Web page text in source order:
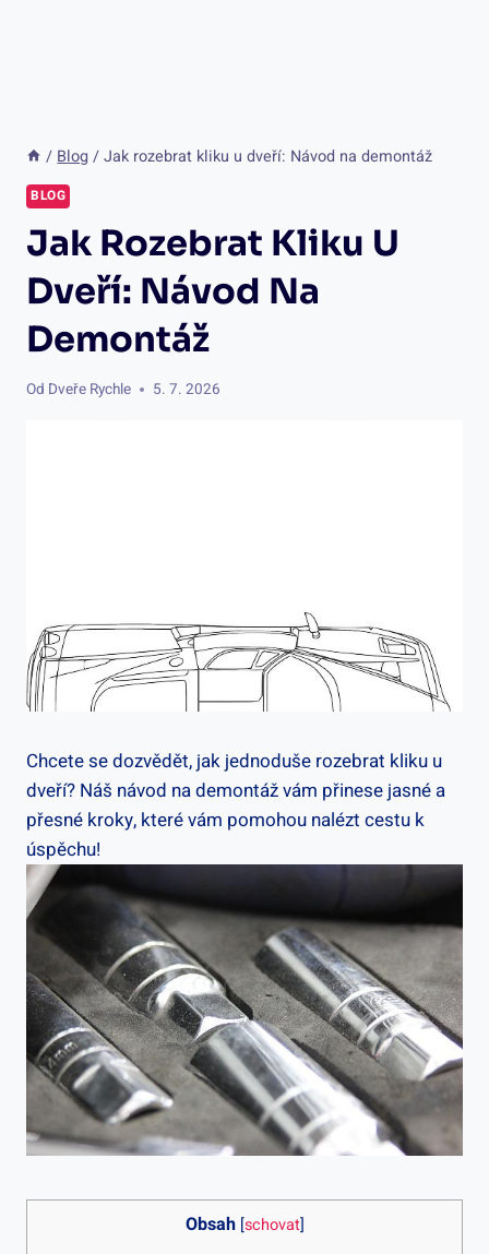
/ Blog / Jak rozebrat kliku u dveří: Návod na demontáž
BLOG
Jak Rozebrat Kliku U
Dveří: Návod Na
Demontáž
Od Dveře Rychle 5. 7. 2026
Chcete se dozvědět, jak jednoduše rozebrat kliku u
dveří? Náš návod na demontáž vám přinese jasné a
přesné kroky, které vám pomohou nalézt cestu k
úspěchu!
Obsah [schovat]